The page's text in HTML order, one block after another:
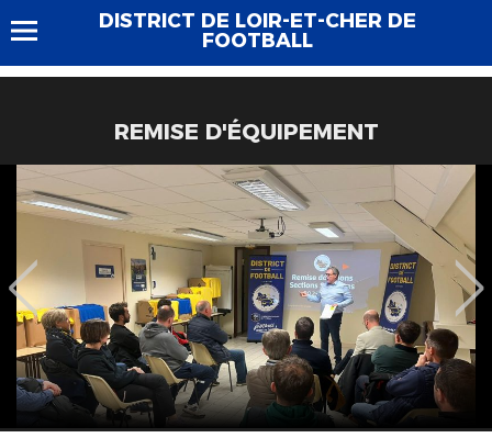
DISTRICT DE LOIR-ET-CHER DE
FOOTBALL
REMISE D'ÉQUIPEMENT